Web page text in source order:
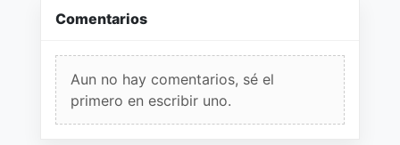
Comentarios
Aun no hay comentarios, sé el
primero en escribir uno.